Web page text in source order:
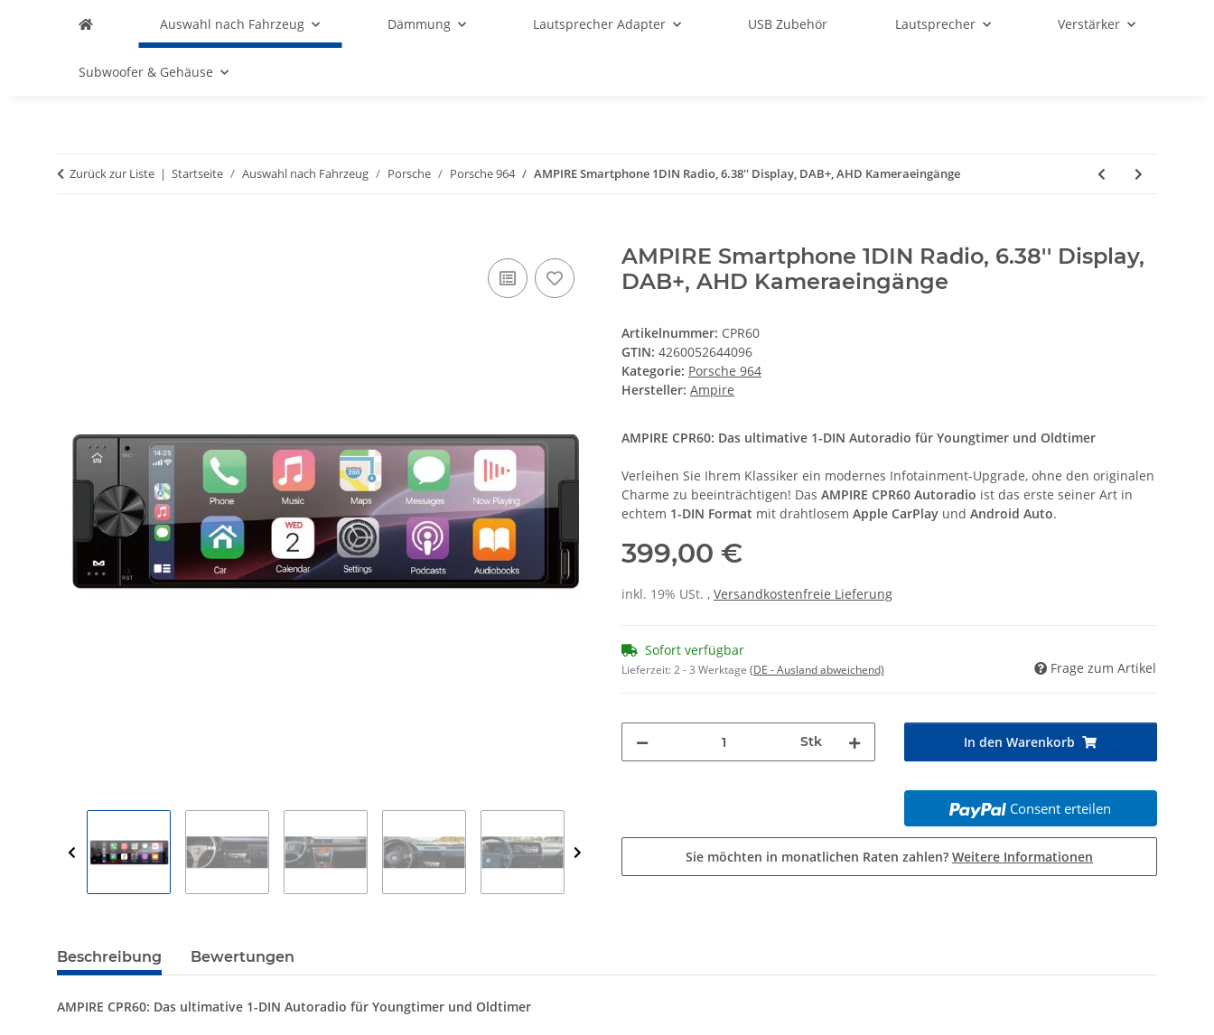
Auswahl nach Fahrzeug Dämmung Lautsprecher Adapter USB Zubehör Lautsprecher Verstärker
Subwoofer & Gehäuse
Zurück zur Liste Startseite Auswahl nach Fahrzeug Porsche Porsche 964 AMPIRE Smartphone 1DIN Radio, 6.38'' Display, DAB+, AHD Kameraeingänge
AMPIRE Smartphone 1DIN Radio, 6.38'' Display,
DAB+, AHD Kameraeingänge
Artikelnummer: CPR60
GTIN: 4260052644096
Kategorie: Porsche 964
Hersteller: Ampire
AMPIRE CPR60: Das ultimative 1-DIN Autoradio für Youngtimer und Oldtimer
Verleihen Sie Ihrem Klassiker ein modernes Infotainment-Upgrade, ohne den originalen
Charme zu beeinträchtigen! Das AMPIRE CPR60 Autoradio ist das erste seiner Art in
echtem 1-DIN Format mit drahtlosem Apple CarPlay und Android Auto.
399,00 €
inkl. 19% USt. , Versandkostenfreie Lieferung
Sofort verfügbar
Lieferzeit:2 - 3 Werktage (DE - Ausland abweichend) Frage zum Artikel
Stk In den Warenkorb
Consent erteilen
Sie möchten in monatlichen Raten zahlen? Weitere Informationen
Beschreibung Bewertungen
AMPIRE CPR60: Das ultimative 1-DIN Autoradio für Youngtimer und Oldtimer